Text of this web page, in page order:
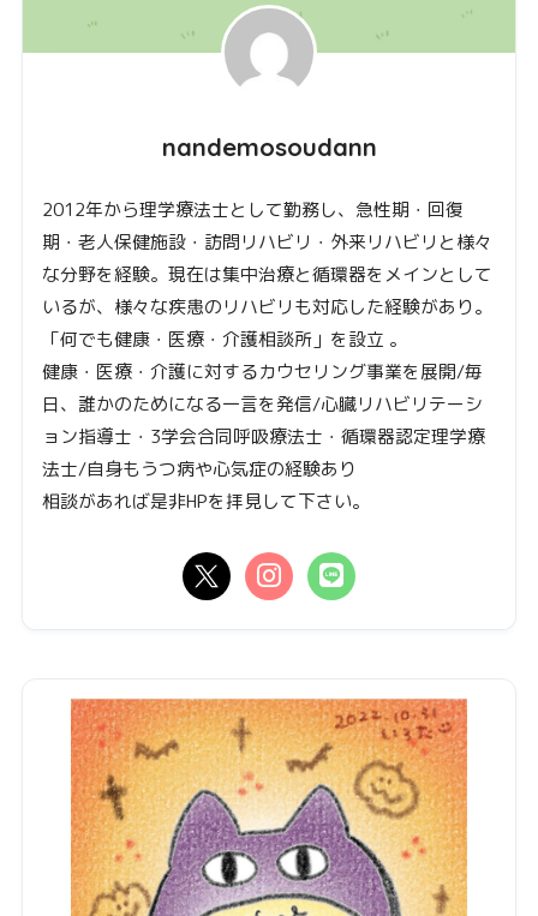
nandemosoudann
2012年から理学療法士として勤務し、急性期・回復
期・老人保健施設・訪問リハビリ・外来リハビリと様々
な分野を経験。現在は集中治療と循環器をメインとして
いるが、様々な疾患のリハビリも対応した経験があり。
「何でも健康・医療・介護相談所」を設立 。
健康・医療・介護に対するカウセリング事業を展開/毎
日、誰かのためになる一言を発信/心臓リハビリテーシ
ョン指導士・3学会合同呼吸療法士・循環器認定理学療
法士/自身もうつ病や心気症の経験あり
相談があれば是非HPを拝見して下さい。